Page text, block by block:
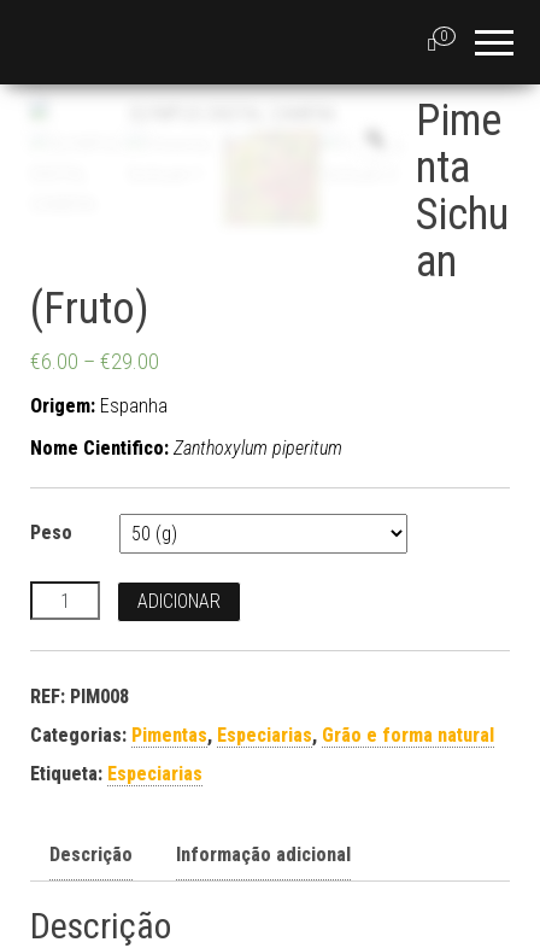
0
Pime
nta
Sichu
an
(Fruto)
€6.00 – €29.00
Origem: Espanha
Nome Cientifico: Zanthoxylum piperitum
Peso
Quantidade ADICIONAR
REF: PIM008
Categorias: Pimentas, Especiarias, Grão e forma natural
Etiqueta: Especiarias
Descrição Informação adicional
Descrição